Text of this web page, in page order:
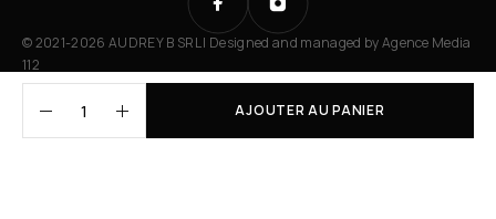
AJOUTER AU PANIER
© 2021-2026 AUDREY B SRL | Designed and managed byAgence Media
112